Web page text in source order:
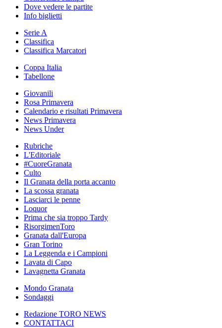
Dove vedere le partite
Info biglietti
Serie A
Classifica
Classifica Marcatori
Coppa Italia
Tabellone
Giovanili
Rosa Primavera
Calendario e risultati Primavera
News Primavera
News Under
Rubriche
L'Editoriale
#CuoreGranata
Culto
Il Granata della porta accanto
La scossa granata
Lasciarci le penne
Loquor
Prima che sia troppo Tardy
RisorgimenToro
Granata dall'Europa
Gran Torino
La Leggenda e i Campioni
Lavata di Capo
Lavagnetta Granata
Mondo Granata
Sondaggi
Redazione TORO NEWS
CONTATTACI